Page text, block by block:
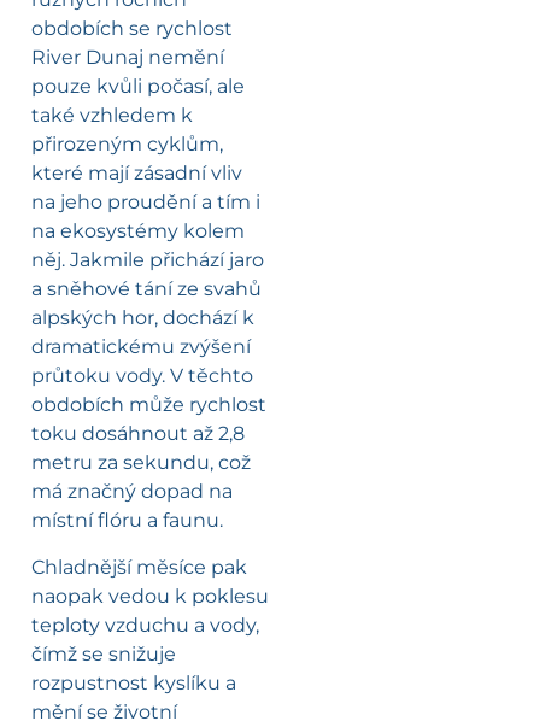
obdobích se rychlost
River Dunaj nemění
pouze kvůli počasí, ale
také vzhledem k
přirozeným cyklům,
které mají zásadní vliv
na jeho proudění a tím i
na ekosystémy kolem
něj. Jakmile přichází jaro
a sněhové tání ze svahů
alpských hor, dochází k
dramatickému zvýšení
průtoku vody. V těchto
obdobích může rychlost
toku dosáhnout až 2,8
metru za sekundu, což
má značný dopad na
místní flóru a faunu.
Chladnější měsíce pak
naopak vedou k poklesu
teploty vzduchu a vody,
čímž se snižuje
rozpustnost kyslíku a
mění se životní